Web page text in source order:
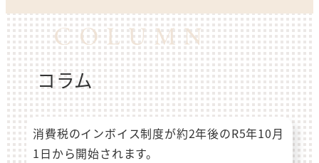
コラム
消費税のインボイス制度が約2年後のR5年10月
1日から開始されます。